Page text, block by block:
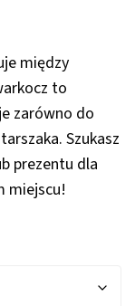
170,00 zł
do
429,00 zł
między
to
zarówno do
Szukasz
prezentu dla
miejscu!